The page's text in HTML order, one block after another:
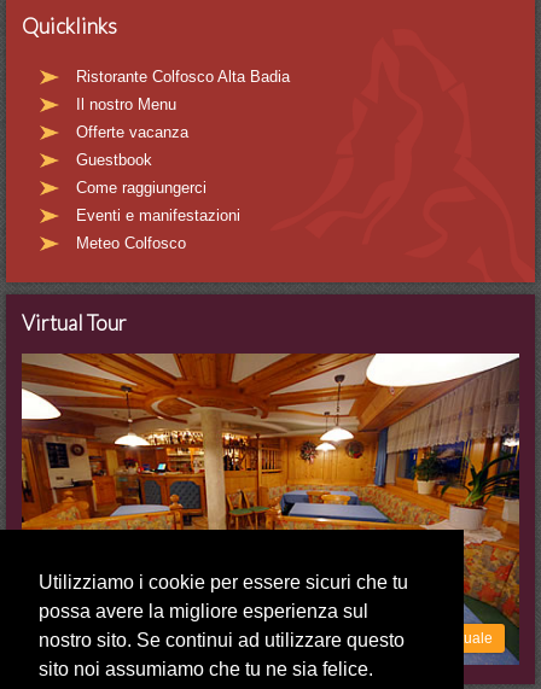
Utilizziamo i cookie per essere sicuri che tu
possa avere la migliore esperienza sul
nostro sito. Se continui ad utilizzare questo
sito noi assumiamo che tu ne sia felice.
Quicklinks
Ristorante Colfosco Alta Badia
Il nostro Menu
Offerte vacanza
Guestbook
Come raggiungerci
Eventi e manifestazioni
Meteo Colfosco
Virtual Tour
Vai alla visita virtuale